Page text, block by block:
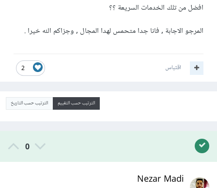
افضل من تلك الخدمات السريعة ؟؟
المرجو الاجابة , فانا جدا متحمس لهدا المجال , وجزاكم الله خيرا .
2 اقتباس
الترتيب حسب التقييم الترتيب حسب التاريخ
0
Nezar Madi